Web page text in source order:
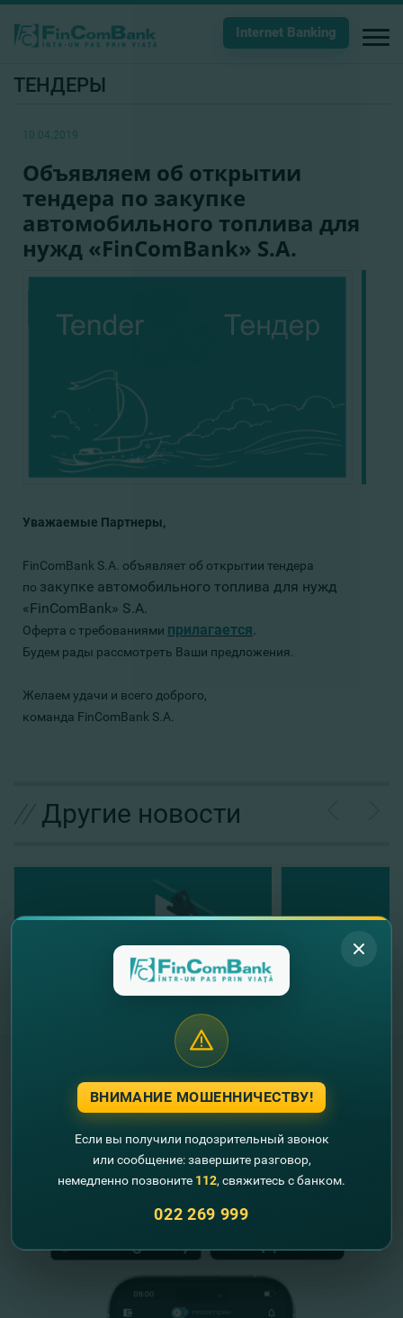
Internet Banking
ТЕНДЕРЫ
10.04.2019
Объявляем об открытии
тендера по закупке
автомобильного топлива для
нужд «FinComBank» S.A.
Уважаемые Партнеры,
FinComBank S.A. объявляет об открытии тендера
по закупке автомобильного топлива для нужд
«FinComBank» S.A.
Оферта с требованиями прилагается.
Будем рады рассмотреть Ваши предложения.
Желаем удачи и всего доброго,
команда FinComBank S.A.
Другие новости
"FinComBank" S.A. является членом
Республики Молдова
FinComPay Mobile
ВНИМАНИЕ МОШЕННИЧЕСТВУ!
Если вы получили подозрительный звонок
или сообщение: завершите разговор,
немедленно позвоните 112, свяжитесь с банком.
022 269 999